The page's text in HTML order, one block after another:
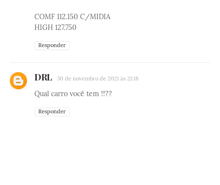
COMF 112.150 C/MIDIA
HIGH 127.750
Responder
DRL 30 de novembro de 2021 às 21:18
Qual carro você tem !!??
Responder